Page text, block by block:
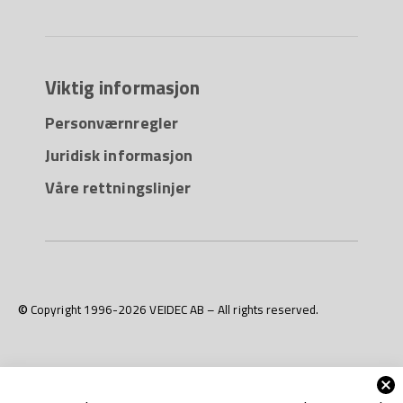
Viktig informasjon
Personværnregler
Juridisk informasjon
Våre rettningslinjer
© Copyright 1996-2026 VEIDEC AB – All rights reserved.